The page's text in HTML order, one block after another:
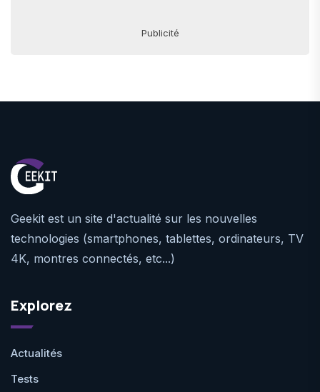
Publicité
Geekit est un site d'actualité sur les nouvelles
technologies (smartphones, tablettes, ordinateurs, TV
4K, montres connectés, etc...)
Explorez
Actualités
Tests